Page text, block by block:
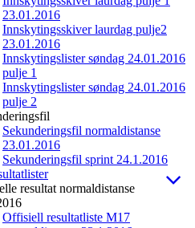
23.01.2016
Innskytingsskiver laurdag pulje2
23.01.2016
Innskytingslister søndag 24.01.2016
pulje 1
Innskytingslister søndag 24.01.2016
pulje 2
Sekunderingsfil normaldistanse
23.01.2016
Sekunderingsfil sprint 24.1.2016
resultat normaldistanse
Offisiell resultatliste M17